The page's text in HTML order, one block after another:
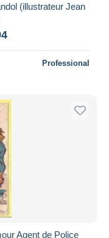
(illustrateur Jean
Professional
Agent de Police